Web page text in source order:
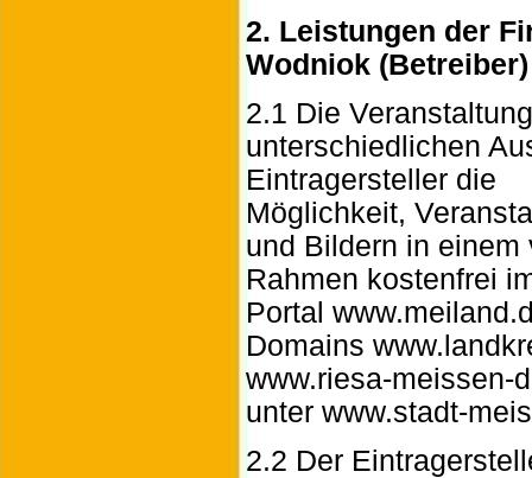
2. Leistungen der
Wodniok (Betreiber)
2.1 Die
unterschiedlichen
Eintragersteller die
Möglichkeit,
und Bildern in einem
Rahmen kostenfrei
Portal
Domains
www.riesa-meissen-
unter www.stadt-
2.2 Der